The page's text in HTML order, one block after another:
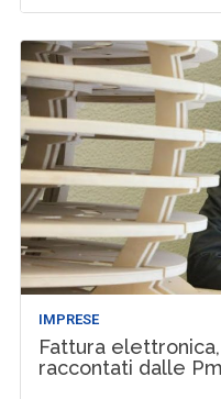
IMPRESE
Fattura
raccontati dalle